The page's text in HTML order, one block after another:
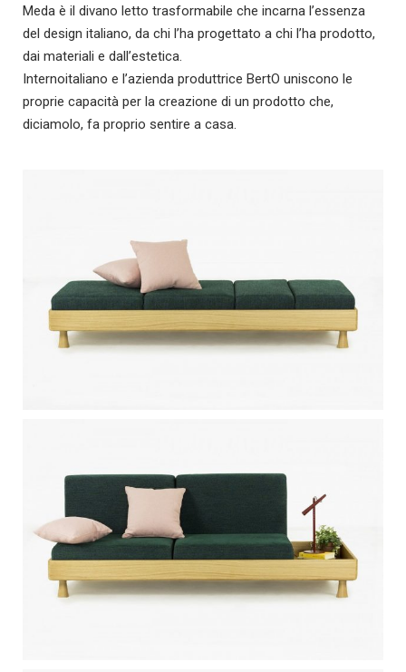
Meda è il divano letto trasformabile che incarna l’essenza
del design italiano, da chi l’ha progettato a chi l’ha prodotto,
dai materiali e dall’estetica.
Internoitaliano e l’azienda produttrice BertO uniscono le
proprie capacità per la creazione di un prodotto che,
diciamolo, fa proprio sentire a casa.